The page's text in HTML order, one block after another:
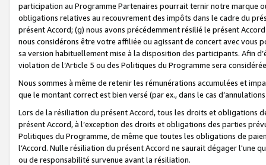
participation au Programme Partenaires pourrait ternir notre marque
obligations relatives au recouvrement des impôts dans le cadre du
présent Accord; (g) nous avons précédemment résilié le présent
nous considérons être votre affiliée ou agissant de concert avec vous
sa version habituellement mise à la disposition des participants. Afin
violation de l’Article 5 ou des Politiques du Programme sera
Nous sommes à même de retenir les rémunérations accumulées et
que le montant correct est bien versé (par ex., dans le cas
Lors de la résiliation du présent Accord, tous les droits et obligations
présent Accord, à l’exception des droits et obligations des parties
Politiques du Programme, de même que toutes les obligations de
l’Accord. Nulle résiliation du présent Accord ne saurait dégager l'une
ou de responsabilité survenue avant la résiliation.